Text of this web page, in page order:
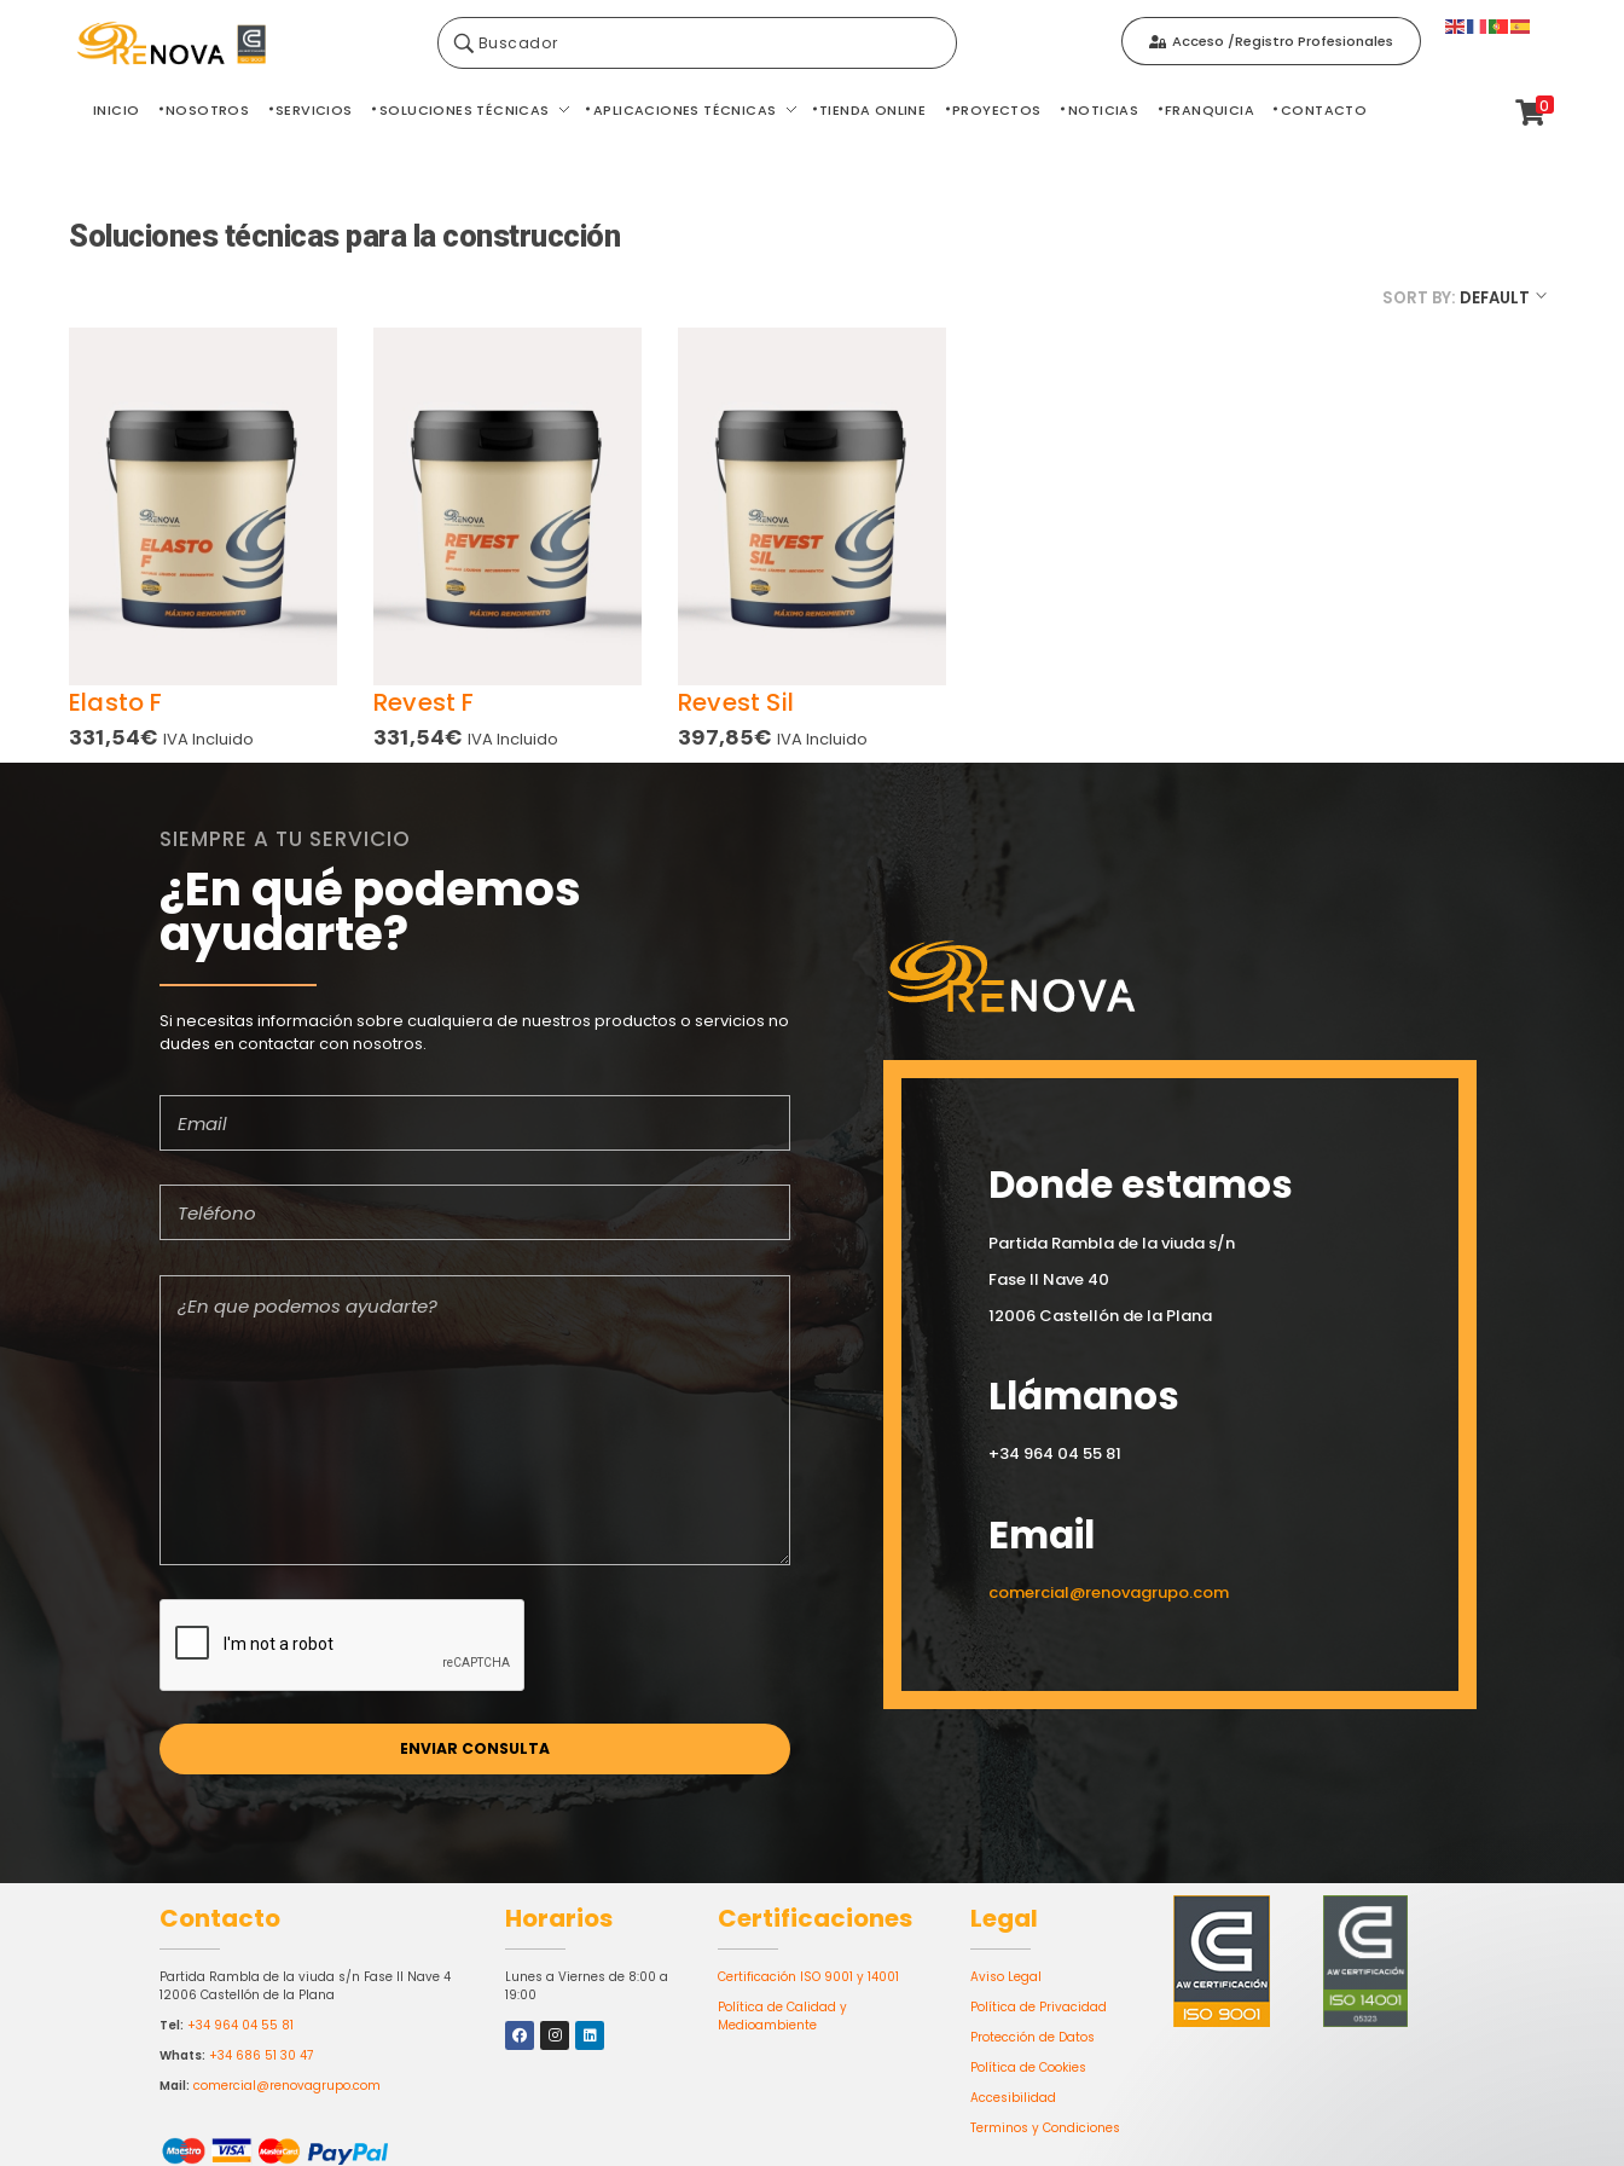
Buscador Acceso /Registro Profesionales
INICIO NOSOTROS SERVICIOS SOLUCIONES TÉCNICAS APLICACIONES TÉCNICAS TIENDA ONLINE PROYECTOS NOTICIAS FRANQUICIA CONTACTO 0
Soluciones técnicas para la construcción
SORT BY: DEFAULT
Elasto F
331,54€ IVA Incluido
Revest F
331,54€ IVA Incluido
Revest Sil
397,85€ IVA Incluido
SIEMPRE A TU SERVICIO
¿En qué podemos
ayudarte?
Si necesitas información sobre cualquiera de nuestros productos o servicios no
dudes en contactar con nosotros.
Donde estamos
Partida Rambla de la viuda s/n
Fase II Nave 40
12006 Castellón de la Plana
Llámanos
+34 964 04 55 81
Email
comercial@renovagrupo.com
Contacto
Partida Rambla de la viuda s/n Fase II Nave 4
12006 Castellón de la Plana
Tel: +34 964 04 55 81
Whats: +34 686 51 30 47
Mail: comercial@renovagrupo.com
Horarios
Lunes a Viernes de 8:00 a
19:00
Certificaciones
Certificación ISO 9001 y 14001
Política de Calidad y
Medioambiente
Legal
Aviso Legal
Política de Privacidad
Protección de Datos
Política de Cookies
Accesibilidad
Terminos y Condiciones